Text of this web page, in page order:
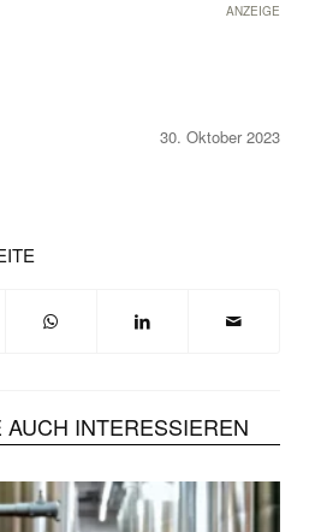
ANZEIGE
30. Oktober 2023
INTERESSIEREN